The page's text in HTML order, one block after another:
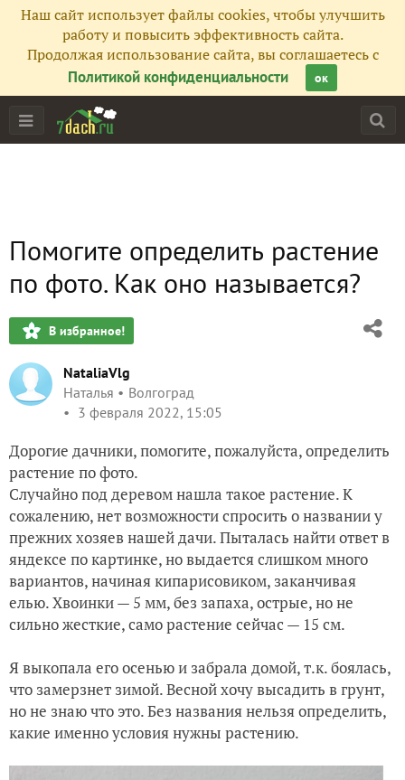
Наш сайт использует файлы cookies, чтобы улучшить
работу и повысить эффективность сайта.
Продолжая использование сайта, вы соглашаетесь с
Политикой конфиденциальности
ок
Помогите определить растение
по фото. Как оно называется?
В избранное!
NataliaVlg
Наталья
Волгоград
3 февраля 2022, 15:05
Дорогие дачники, помогите, пожалуйста, определить
растение по фото.
Случайно под деревом нашла такое растение. К
сожалению, нет возможности спросить о названии у
прежних хозяев нашей дачи. Пыталась найти ответ в
яндексе по картинке, но выдается слишком много
вариантов, начиная кипарисовиком, заканчивая
елью. Хвоинки — 5 мм, без запаха, острые, но не
сильно жесткие, само растение сейчас — 15 см.
Я выкопала его осенью и забрала домой, т.к. боялась,
что замерзнет зимой. Весной хочу высадить в грунт,
но не знаю что это. Без названия нельзя определить,
какие именно условия нужны растению.